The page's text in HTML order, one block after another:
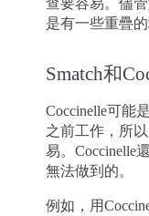
查要容易。儘管
是有一些重疊的
Smatch和
Coccinelle可能
之前工作，所
易。Coccinelle
無法做到的。
例如，用